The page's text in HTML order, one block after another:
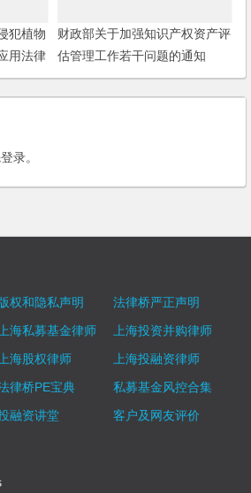
犯植物
用法律
财政部关于加强知识产权资产评
估管理工作若干问题的通知
登录。
权和隐私声明
法律桥严正声明
海私募基金律师
上海投资并购律师
海股权律师
上海投融资律师
律桥PE宝典
私募基金风控合集
融资讲堂
客户及网友评价